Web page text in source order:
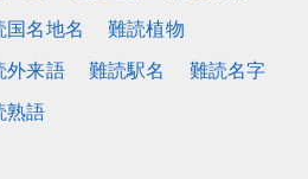
国名地名
難読植物
外来語
難読駅名
難読名字
熟語